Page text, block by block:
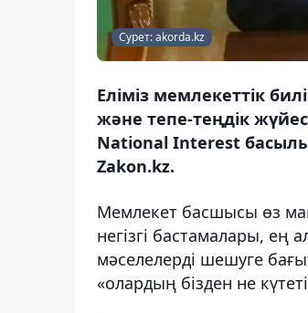
Сурет: akorda.kz
Еліміз мемлекеттік
және тепе-теңдік
National Interest
Zakon.kz.
Мемлекет басшысы өз
негізгі бастамалары, ең
мәселелерді шешуге
«олардың бізден не